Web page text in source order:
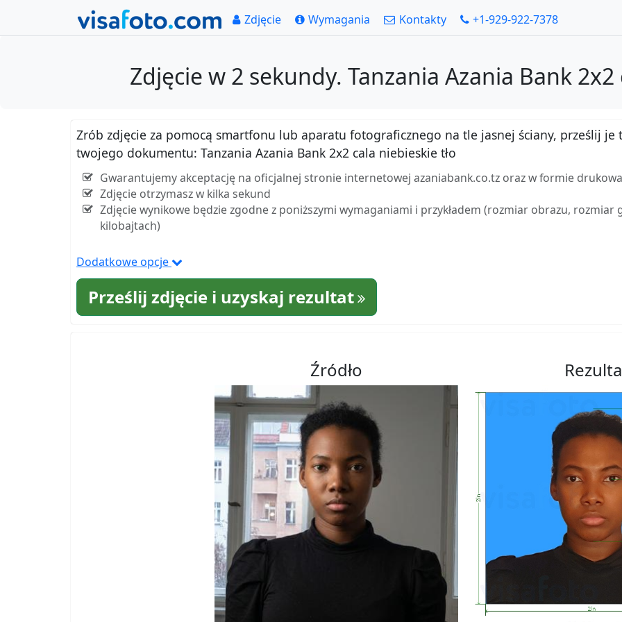
Zdjęcie Wymagania Kontakty +1-929-922-7378
Zdjęcie w 2 sekundy. Tanzania Azania Bank
Zrób zdjęcie za pomocą smartfonu lub aparatu fotograficznego na tle jasnej ściany, prześlij
twojego dokumentu: Tanzania Azania Bank 2x2 cala niebieskie tło
Gwarantujemy akceptację na oficjalnej stronie internetowej azaniabank.co.tz oraz w formie
Zdjęcie otrzymasz w kilka sekund
Zdjęcie wynikowe będzie zgodne z poniższymi wymaganiami i przykładem (rozmiar obrazu, rozmiar
kilobajtach)
Dodatkowe opcje
Prześlij zdjęcie i uzyskaj rezultat
Źródło